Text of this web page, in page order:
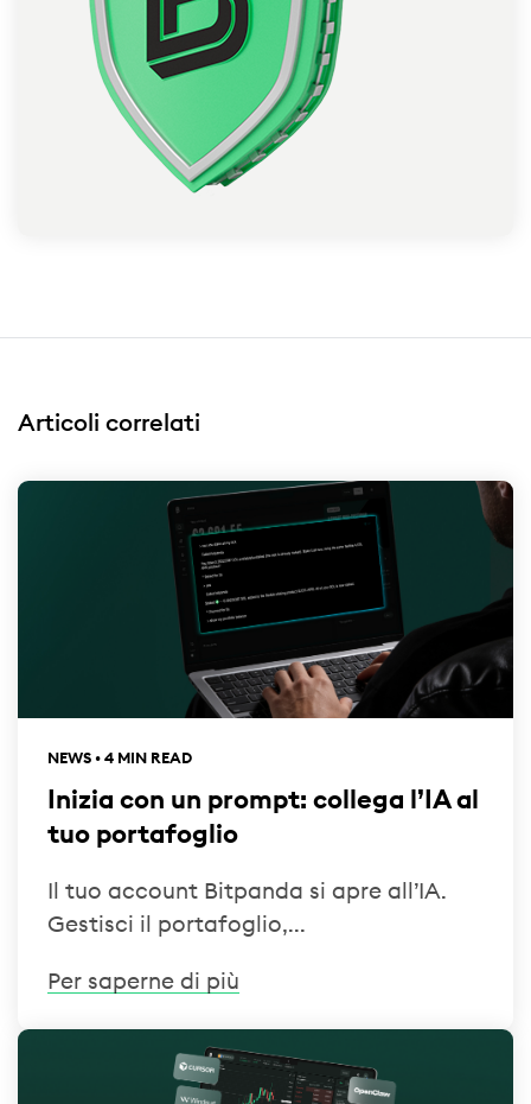
Articoli correlati
NEWS • 4 MIN READ
Inizia con un prompt: collega l’IA al
tuo portafoglio
Il tuo account Bitpanda si apre all’IA.
Gestisci il portafoglio,...
Per saperne di più